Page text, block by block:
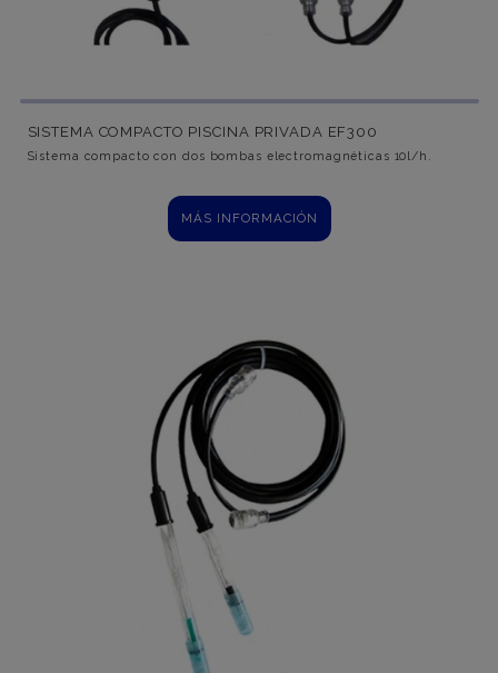
SISTEMA COMPACTO PISCINA PRIVADA EF300
Sistema compacto con dos bombas electromagnéticas 10l/h.
MÁS INFORMACIÓN